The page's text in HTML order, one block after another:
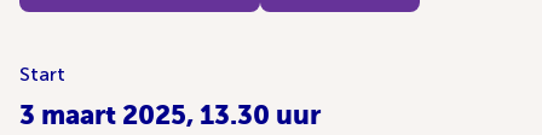
Start
3 maart 2025, 13.30 uur